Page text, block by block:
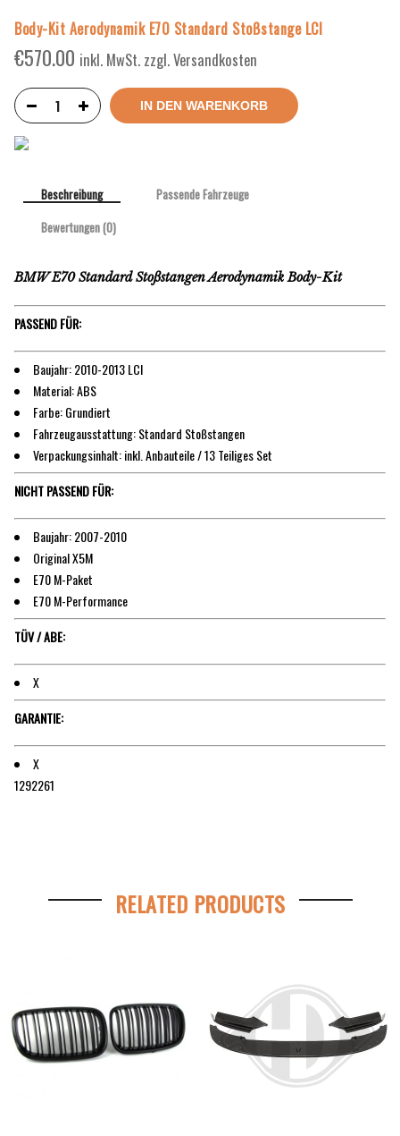
Body-Kit Aerodynamik E70 Standard Stoßstange LCI
€570.00 inkl. MwSt. zzgl. Versandkosten
IN DEN WARENKORB
Beschreibung
Passende Fahrzeuge
Bewertungen (0)
BMW E70 Standard Stoßstangen Aerodynamik Body-Kit
PASSEND FÜR:
Baujahr: 2010-2013 LCI
Material: ABS
Farbe: Grundiert
Fahrzeugausstattung: Standard Stoßstangen
Verpackungsinhalt: inkl. Anbauteile / 13 Teiliges Set
NICHT PASSEND FÜR:
Baujahr: 2007-2010
Original X5M
E70 M-Paket
E70 M-Performance
TÜV / ABE:
X
GARANTIE:
X
1292261
RELATED PRODUCTS